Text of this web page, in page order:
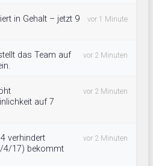
in Gehalt – jetzt 9
vor 1 Minute
das Team auf
vor 2 Minuten
auf 7
vor 2 Minuten
verhindert
4/17) bekommt
vor 2 Minuten